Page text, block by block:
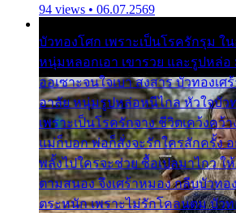
94 views • 06.07.2569
บัวทองโศก เพราะเป็นโรครักรุม
หนุ่มหลอกเอา เขารวย และรูปหล่อ
ออเซาะจนใจเบา สงสาร บัวทองเศ
อาลัย หนุ่มรูปหล่อหนีไกล หัวใจบัว
เพราะเป็นโรครักจาง ชีวิตเคว้งคว้
แม่ก็บอก พ่อก็สั่งจะรักใครสักครั้ง
พลั้งไปใครจะช่วย ซื้อเปลมาไกว ใ
ตามสนอง จึงเศร้าหมอง กลีบบัวทอ
ตระหนัก เพราะไม่รักโคลนตม บัว